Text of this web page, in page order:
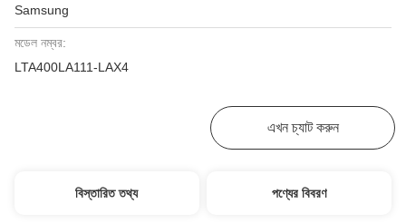
Samsung
মডেল নম্বর:
LTA400LA111-LAX4
এখন চ্যাট করুন
বিস্তারিত তথ্য পণ্যের বিবরণ